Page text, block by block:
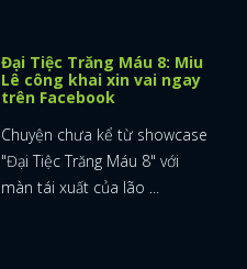
Đại Tiệc Trăng Máu 8: Miu
Lê công khai xin vai ngay
trên Facebook
Chuyện chưa kể từ showcase
"Đại Tiệc Trăng Máu 8" với
màn tái xuất của lão ...